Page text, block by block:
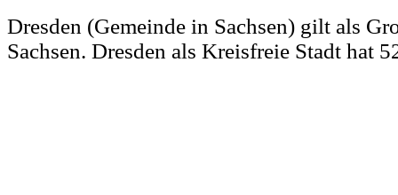
Dresden (Gemeinde in Sachsen) gilt als
Sachsen. Dresden als Kreisfreie Stadt hat